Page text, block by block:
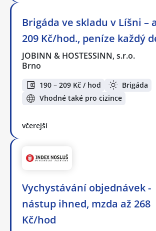
Brigáda ve skladu v Líšni –
209 Kč/hod., peníze každý
JOBINN & HOSTESSINN, s.r.o.
Brno
190 – 209 Kč / hod
Brigáda
Vhodné také pro cizince
včerejší
Vychystávání objednávek -
nástup ihned, mzda až 268
Kč/hod